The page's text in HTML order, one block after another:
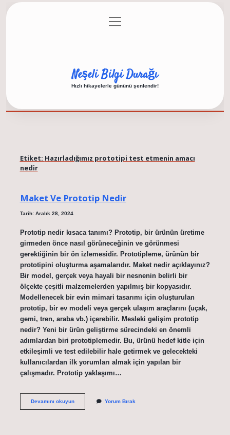
Gizlilik Politikası
menüyü
aç
Neşeli Bilgi Durağı
Hızlı hikayelerle gününü şenlendir!
Etiket: Hazırladığımız prototipi test etmenin amacı
nedir
Maket Ve Prototip Nedir
Tarih: Aralık 28, 2024
Prototip nedir kısaca tanımı? Prototip, bir ürünün üretime
girmeden önce nasıl görüneceğinin ve görünmesi
gerektiğinin bir ön izlemesidir. Prototipleme, ürünün bir
prototipini oluşturma aşamalarıdır. Maket nedir açıklayınız?
Bir model, gerçek veya hayali bir nesnenin belirli bir
ölçekte çeşitli malzemelerden yapılmış bir kopyasıdır.
Modellenecek bir evin mimari tasarımı için oluşturulan
prototip, bir ev modeli veya gerçek ulaşım araçlarını (uçak,
gemi, tren, araba vb.) içerebilir. Mesleki gelişim prototip
nedir? Yeni bir ürün geliştirme sürecindeki en önemli
adımlardan biri prototiplemedir. Bu, ürünü hedef kitle için
etkileşimli ve test edilebilir hale getirmek ve gelecekteki
kullanıcılardan ilk yorumları almak için yapılan bir
çalışmadır. Prototip yaklaşımı…
Devamını okuyunMaket
Yorum Bırak